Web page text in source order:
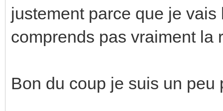
justement parce que je
comprends pas vraiment la
Bon du coup je suis un peu